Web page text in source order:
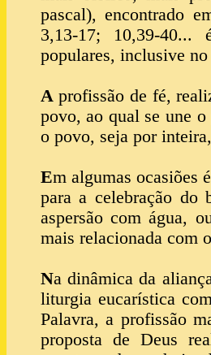
pascal), encontrado
3,13-17; 10,39-
populares, inclusive
Aprofissão de fé,
povo, ao qual se une
o povo, seja por
Em algumas ocasiões
para a celebração do
aspersão com água,
mais relacionada com
Na dinâmica da
liturgia eucarística
Palavra, a profissão
proposta de Deus